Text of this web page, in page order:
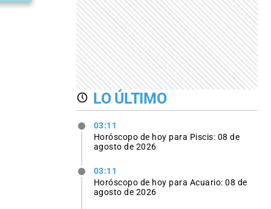
LO ÚLTIMO
03:11
Horóscopo de hoy para Piscis: 08 de
agosto de 2026
03:11
Horóscopo de hoy para Acuario: 08 de
agosto de 2026